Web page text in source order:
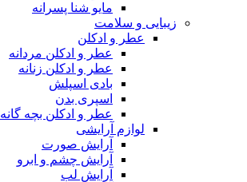
مایو شنا پسرانه
زیبایی و سلامت
عطر و ادکلن
عطر و ادکلن مردانه
عطر و ادکلن زنانه
بادی اسپلش
اسپری بدن
عطر و ادکلن بچه گانه
لوازم آرایشی
آرایش صورت
آرایش چشم و ابرو
آرایش لب